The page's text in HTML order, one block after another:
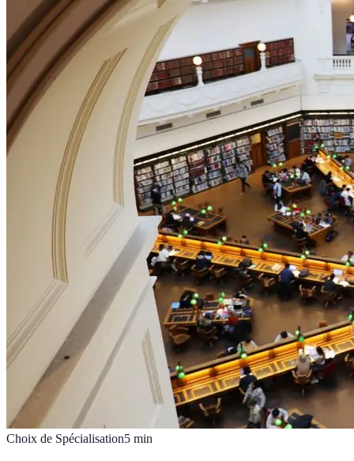
Choix de Spécialisation5 min